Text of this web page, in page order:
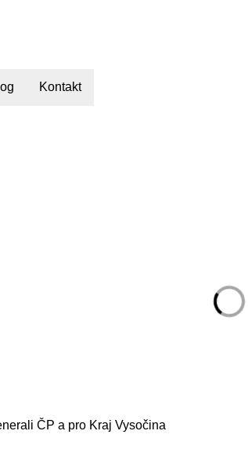
Kontakt
ČP a pro Kraj Vysočina